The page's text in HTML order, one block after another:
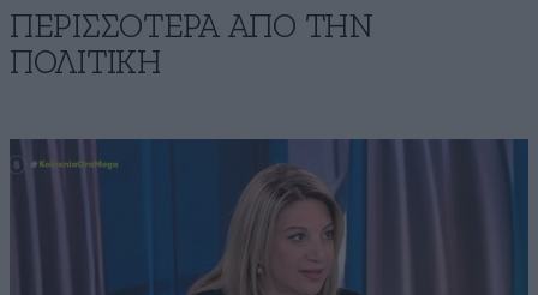
ΠΕΡΙΣΣΟΤΕΡΑ ΑΠΟ ΤΗΝ
ΠΟΛΙΤΙΚΗ